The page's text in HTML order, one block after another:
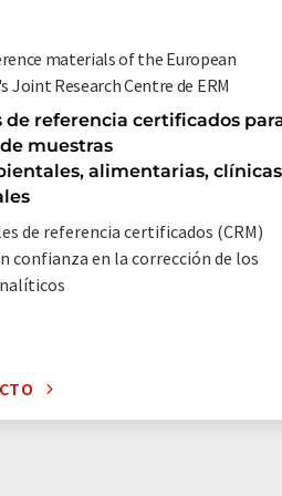
materials of the European
Joint Research Centre de ERM
de referencia certificados
muestras
alimentarias, clínicas
de referencia certificados (CRM)
confianza en la corrección de los